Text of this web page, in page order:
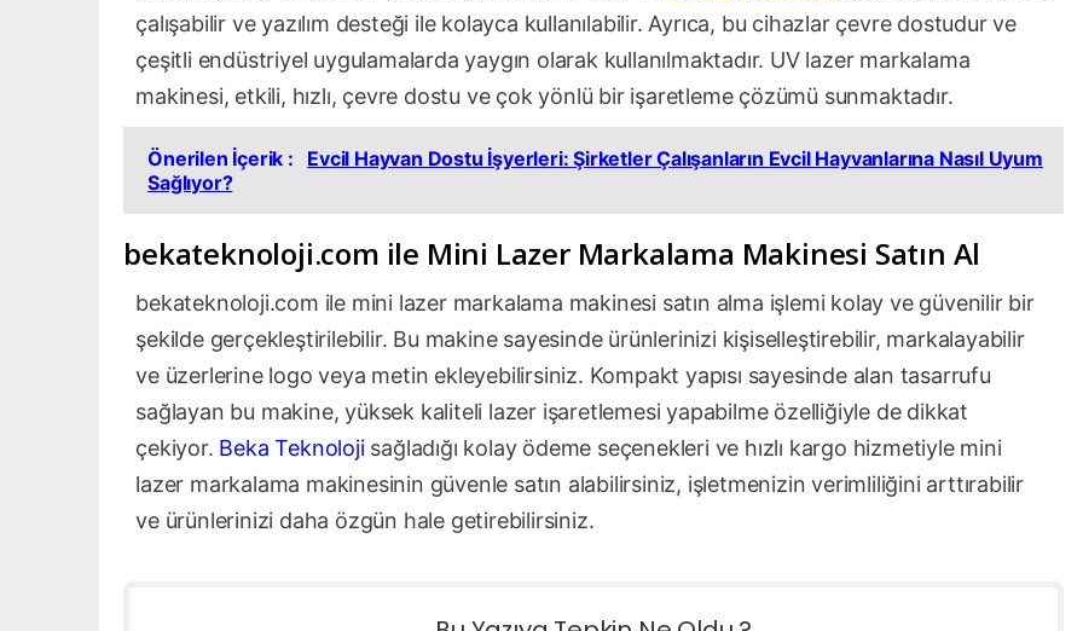
çalışabilir ve yazılım desteği ile kolayca kullanılabilir. Ayrıca, bu cihazlar çevre dostudur ve
çeşitli endüstriyel uygulamalarda yaygın olarak kullanılmaktadır. UV lazer markalama
makinesi, etkili, hızlı, çevre dostu ve çok yönlü bir işaretleme çözümü sunmaktadır.
Önerilen İçerik :
Evcil Hayvan Dostu İşyerleri: Şirketler Çalışanların Evcil Hayvanlarına Nasıl Uyum
Sağlıyor?
bekateknoloji.com ile Mini Lazer Markalama Makinesi Satın Al
bekateknoloji.com ile mini lazer markalama makinesi satın alma işlemi kolay ve güvenilir bir
şekilde gerçekleştirilebilir. Bu makine sayesinde ürünlerinizi kişiselleştirebilir, markalayabilir
ve üzerlerine logo veya metin ekleyebilirsiniz. Kompakt yapısı sayesinde alan tasarrufu
sağlayan bu makine, yüksek kaliteli lazer işaretlemesi yapabilme özelliğiyle de dikkat
çekiyor. Beka Teknolojisağladığı kolay ödeme seçenekleri ve hızlı kargo hizmetiyle mini
lazer markalama makinesinin güvenle satın alabilirsiniz, işletmenizin verimliliğini arttırabilir
ve ürünlerinizi daha özgün hale getirebilirsiniz.